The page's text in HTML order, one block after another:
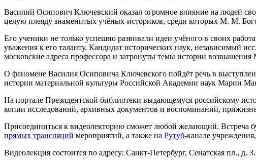
Василий Осипович Ключевский оказал огромное влияние на людей
целую плеяду знаменитых учёных-историков, среди которых М. М.
Его ученики не только успешно развивали идеи учёного в своих
уважения к его таланту. Кандидат исторических наук, независимый
московские адреса профессора и затронуты темы истории возвышения
О феномене Василия Осиповича Ключевского пойдёт речь в
истории материальной культуры Российской Академии наук Марии
На портале Президентской библиотеки выдающемуся российскому
копии исследований, архивных документов и воспоминаний,
Присоединиться к видеолекторию сможет любой желающий. Встреча
прямых трансляций мероприятий, а также на Рутуб-канале
Видеолекция состоится по адресу: Санкт-Петербург, Сенатская пл., д. 3.